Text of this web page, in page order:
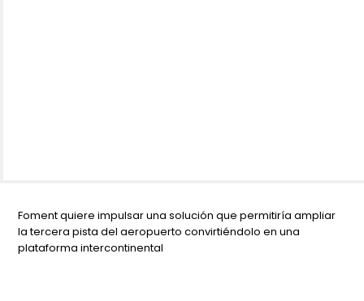
Foment quiere impulsar una solución que permitiría ampliar
la tercera pista del aeropuerto convirtiéndolo en una
plataforma intercontinental